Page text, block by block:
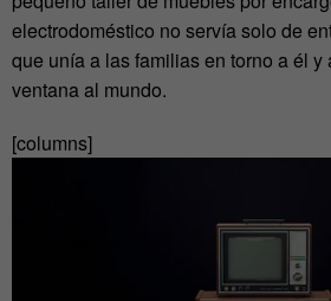
electrodoméstico no servía solo de
que unía a las familias en torno a él
ventana al mundo.
[columns]